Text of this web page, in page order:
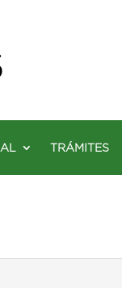
TRÁMITES